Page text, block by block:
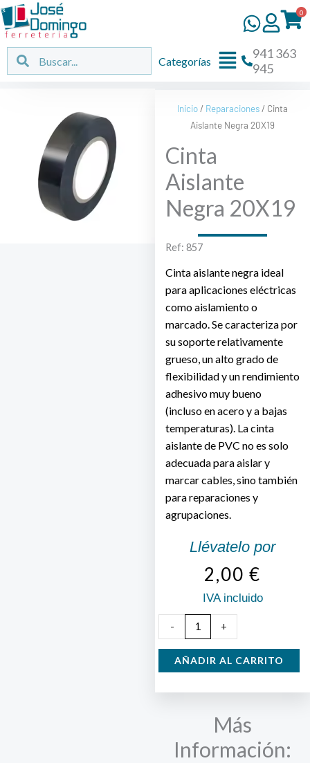
Ir
al
contenido
0
Buscar Buscar
Flyout
Categorías
941 363
945
Inicio / Reparaciones / Cinta
Aislante Negra 20X19
Cinta
Aislante
Negra 20X19
Ref: 857
Cinta aislante negra ideal
para aplicaciones eléctricas
como aislamiento o
marcado. Se caracteriza por
su soporte relativamente
grueso, un alto grado de
flexibilidad y un rendimiento
adhesivo muy bueno
(incluso en acero y a bajas
temperaturas). La cinta
aislante de PVC no es solo
adecuada para aislar y
marcar cables, sino también
para reparaciones y
agrupaciones.
Llévatelo por
2,00 €
IVA incluido
-
Aislante
Negra
+
AÑADIR AL CARRITO
Más
Información: